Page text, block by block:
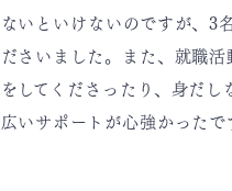
ないといけないのですが、3
ださいました。また、就職
をしてくださったり、身だ
広いサポートが心強かったで